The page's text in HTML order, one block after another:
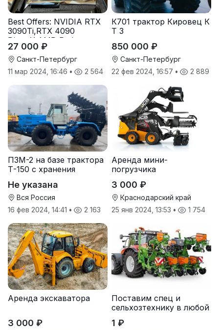
Best Offers: NVIDIA RTX
3090Ti,RTX 4090
DirectX,AMD Radeon
RX7900
27 000 ₽
Санкт-Петербург
11 мар 2024, 16:46 • 2 564
К701 трактор Кировец К
Т З
850 000 ₽
Санкт-Петербург
22 фев 2024, 16:57 • 2 889
ПЗМ-2 на базе трактора
Т-150 с хранения
Не указана
Вся Россия
16 фев 2024, 14:41 • 2 163
Аренда мини-
погрузчика
3 000 ₽
Краснодарский край
25 янв 2024, 13:53 • 1 754
Аренда экскаватора
3 000 ₽
Поставим спец и
сельхозтехнику в любой
1 ₽